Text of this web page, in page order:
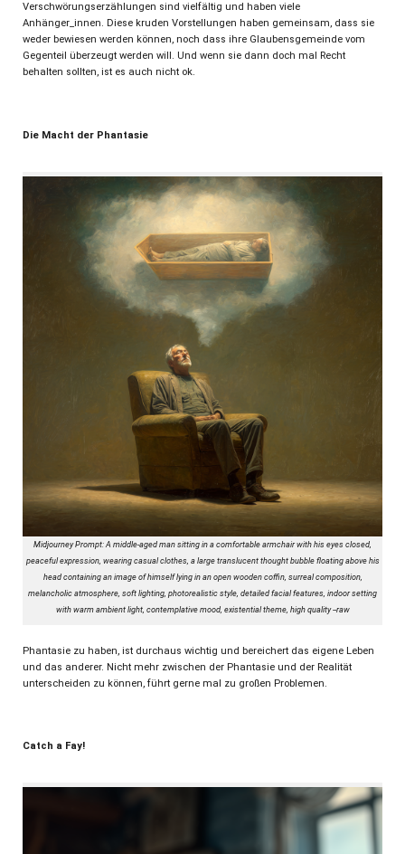
Verschwörungserzählungen sind vielfältig und haben viele
Anhänger_innen. Diese kruden Vorstellungen haben gemeinsam, dass sie
weder bewiesen werden können, noch dass ihre Glaubensgemeinde vom
Gegenteil überzeugt werden will. Und wenn sie dann doch mal Recht
behalten sollten, ist es auch nicht ok.
Die Macht der Phantasie
Midjourney Prompt: A middle-aged man sitting in a comfortable armchair with his eyes closed,
peaceful expression, wearing casual clothes, a large translucent thought bubble floating above his
head containing an image of himself lying in an open wooden coffin, surreal composition,
melancholic atmosphere, soft lighting, photorealistic style, detailed facial features, indoor setting
with warm ambient light, contemplative mood, existential theme, high quality --raw
Phantasie zu haben, ist durchaus wichtig und bereichert das eigene Leben
und das anderer. Nicht mehr zwischen der Phantasie und der Realität
unterscheiden zu können, führt gerne mal zu großen Problemen.
Catch a Fay!